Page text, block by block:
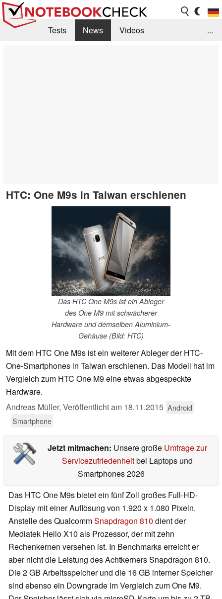
Tests News
Videos
...
HTC: One M9s in Taiwan erschienen
Das HTC One M9s ist ein Ableger
des One M9 mit schwächerer
Hardware und demselben Aluminium-
Gehäuse (Bild: HTC)
Mit dem HTC One M9s ist ein weiterer Ableger der HTC-
One-Smartphones in Taiwan erschienen. Das Modell hat im
Vergleich zum HTC One M9 eine etwas abgespeckte
Hardware.
Andreas Müller, Veröffentlicht am 18.11.2015 Android
Smartphone
Jetzt mitmachen: Unsere große Umfrage zur
Servicezufriedenheitbei Laptops und
Smartphones 2026
Das HTC One M9s bietet ein fünf Zoll großes Full-HD-
Display mit einer Auflösung von 1.920 x 1.080 Pixeln.
Anstelle des QualcommSnapdragon 810 dient der
Mediatek Helio X10 als Prozessor, der mit zehn
Rechenkernen versehen ist. In Benchmarks erreicht er
aber nicht die Leistung des Achtkerners Snapdragon 810.
Die 2 GB Arbeitsspeicher und die 16 GB interner Speicher
sind ebenso ein Downgrade im Vergleich zum One M9.